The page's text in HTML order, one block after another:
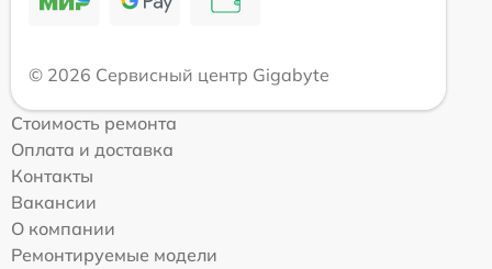
© 2026 Сервисный центр Gigabyte
Стоимость ремонта
Оплата и доставка
Контакты
Вакансии
О компании
Ремонтируемые модели